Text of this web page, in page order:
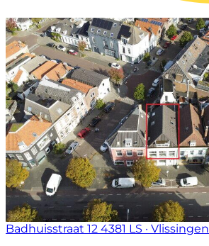
Badhuisstraat 12 4381 LS · Vlissingen